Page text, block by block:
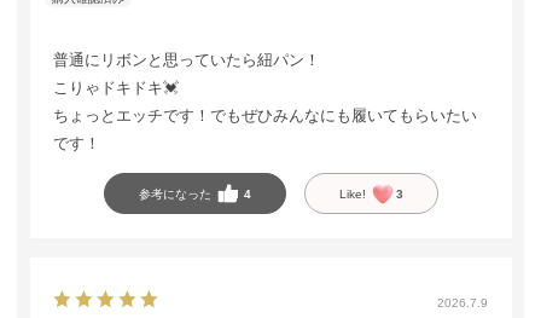
普通にリボンと思っていたら紐パン！
こりゃドキドキ💓
ちょっとエッチです！でもぜひみんなにも履いてもらいたい
です！
参考になった 4 Like! 3
2026.7.9